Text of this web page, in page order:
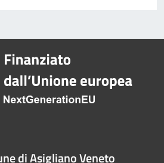
di Asigliano Veneto